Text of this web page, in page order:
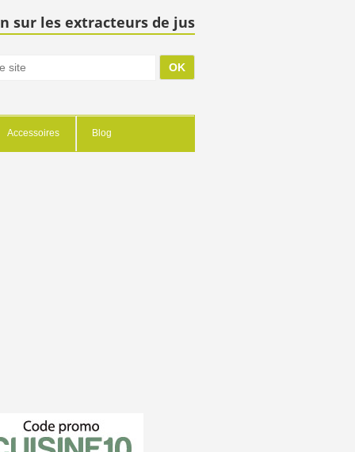
sur les extracteurs de jus
Accessoires Blog